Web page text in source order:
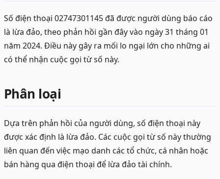
Số điện thoại 02747301145 đã được người dùng báo cáo
là lừa đảo, theo phản hồi gần đây vào ngày 31 tháng 01
năm 2024. Điều này gây ra mối lo ngại lớn cho những ai
có thể nhận cuộc gọi từ số này.
Phân loại
Dựa trên phản hồi của người dùng, số điện thoại này
được xác định là lừa đảo. Các cuộc gọi từ số này thường
liên quan đến việc mạo danh các tổ chức, cá nhân hoặc
bán hàng qua điện thoại để lừa đảo tài chính.